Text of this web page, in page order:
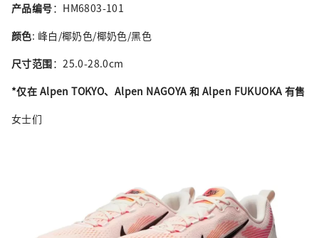
产品编号：HM6803-101
颜色: 峰白/椰奶色/椰奶色/黑色
尺寸范围：25.0-28.0cm
*仅在 Alpen TOKYO、Alpen NAGOYA 和 Alpen FUKUOKA 有售
女士们